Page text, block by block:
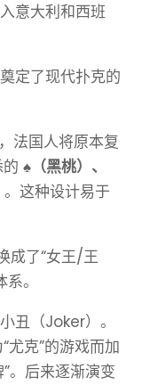
意大利和西班
定了现代扑克的
法国人将原本复
♠️（黑桃）、
。这种设计易于
成了“女王/王
。
丑（Joker）。
尤克”的游戏而加
。后来逐渐演变